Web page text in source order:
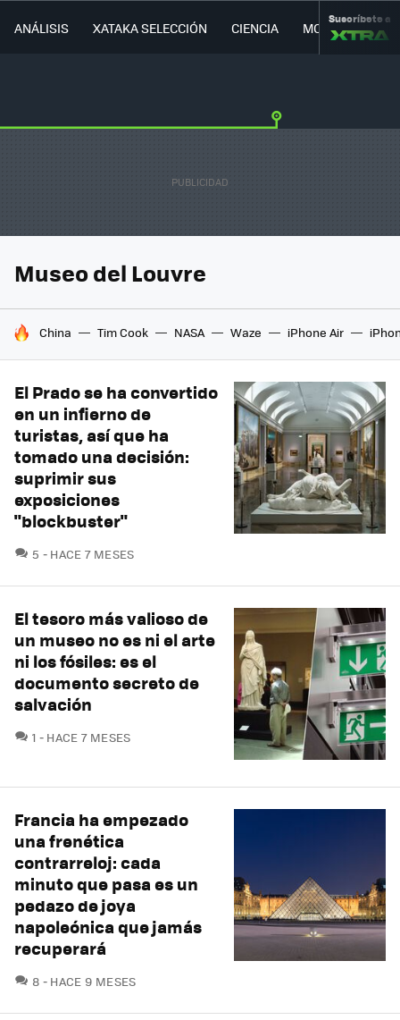
ANÁLISIS XATAKA SELECCIÓN CIENCIA MOVILIDAD
Suscríbete a
Museo del Louvre
HOY SE HABLA DE
China Tim Cook NASA Waze iPhone Air
El Prado se ha convertido
en un infierno de
turistas, así que ha
tomado una decisión:
suprimir sus
exposiciones
"blockbuster"
5 COMENTARIOS
HACE 7 MESES
El tesoro más valioso de
un museo no es ni el arte
ni los fósiles: es el
documento secreto de
salvación
1 COMENTARIOS
HACE 7 MESES
Francia ha empezado
una frenética
contrarreloj: cada
minuto que pasa es un
pedazo de joya
napoleónica que jamás
recuperará
8 COMENTARIOS
HACE 9 MESES